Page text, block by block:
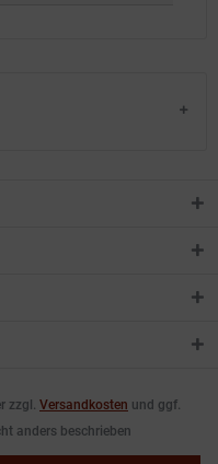
zzgl. Versandkosten und ggf.
anders beschrieben